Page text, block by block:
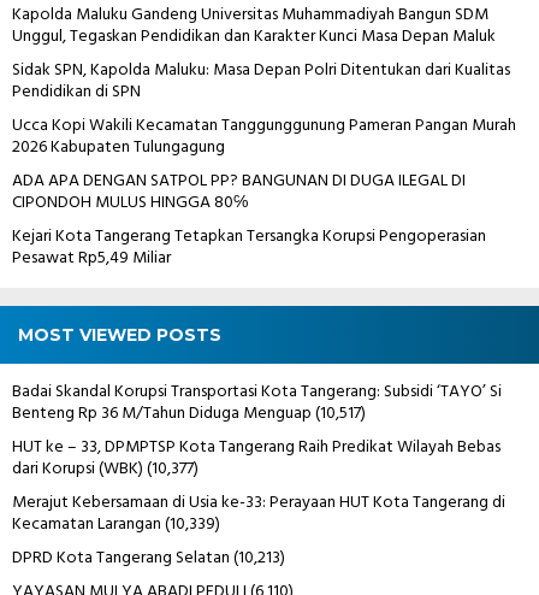
Kapolda Maluku Gandeng Universitas Muhammadiyah Bangun SDM
Unggul, Tegaskan Pendidikan dan Karakter Kunci Masa Depan Maluk
Sidak SPN, Kapolda Maluku: Masa Depan Polri Ditentukan dari Kualitas
Pendidikan di SPN
Ucca Kopi Wakili Kecamatan Tanggunggunung Pameran Pangan Murah
2026 Kabupaten Tulungagung
ADA APA DENGAN SATPOL PP? BANGUNAN DI DUGA ILEGAL DI
CIPONDOH MULUS HINGGA 80℅
Kejari Kota Tangerang Tetapkan Tersangka Korupsi Pengoperasian
Pesawat Rp5,49 Miliar
MOST VIEWED POSTS
Badai Skandal Korupsi Transportasi Kota Tangerang: Subsidi ‘TAYO’ Si
Benteng Rp 36 M/Tahun Diduga Menguap(10,517)
HUT ke – 33, DPMPTSP Kota Tangerang Raih Predikat Wilayah Bebas
dari Korupsi (WBK)(10,377)
Merajut Kebersamaan di Usia ke-33: Perayaan HUT Kota Tangerang di
Kecamatan Larangan(10,339)
DPRD Kota Tangerang Selatan(10,213)